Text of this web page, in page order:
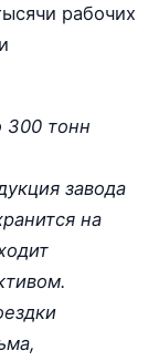
рабочих
300 тонн
завода
на